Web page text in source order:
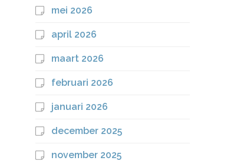
mei 2026
april 2026
maart 2026
februari 2026
januari 2026
december 2025
november 2025